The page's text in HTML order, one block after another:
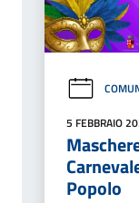
5 FEBBRAIO
Popolo